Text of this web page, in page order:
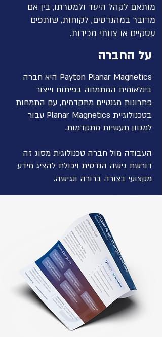
מותאם לקהל היעד ולמטרתו, בין אם
מדובר במהנדסים, לקוחות, שותפים
עסקיים או צוותי מכירות.
על החברה
Payton Planar Magnetics היא חברה
בינלאומית המתמחה בפיתוח וייצור
פתרונות מגנטיים מתקדמים, עם התמחות
בטכנולוגיית Planar Magnetics עבור
למגוון תעשיות מתקדמות.
העבודה מול חברה טכנולוגית מסוג זה
דורשת גישה הנדסית ויכולת להציג מידע
מקצועי בצורה ברורה ונגישה.